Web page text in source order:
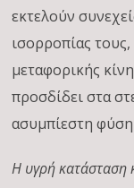
εκτελούν
ισορροπίας
μεταφορικής
προσδίδει στα
ασυμπίεστη
Η υγρή κατάσταση